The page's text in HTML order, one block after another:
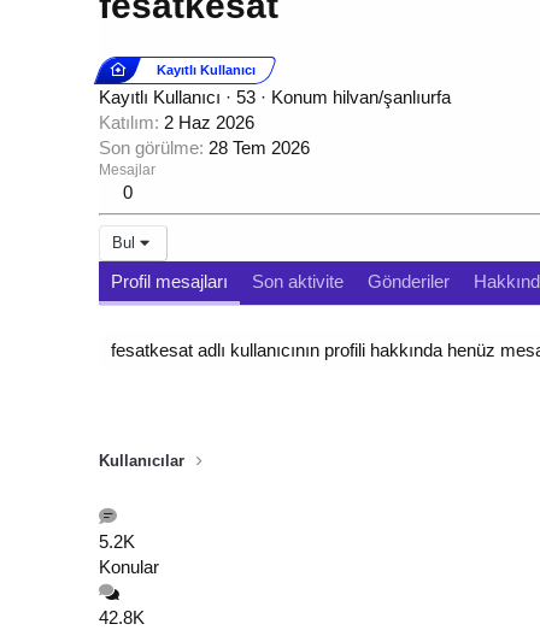
Kayıtlı Kullanıcı
Kayıtlı Kullanıcı · 53 · Konum hilvan/şanlıurfa
Katılım 2 Haz 2026
Son görülme 28 Tem 2026
Mesajlar
0
Bul
Profil mesajları Son aktivite Gönderiler
fesatkesat adlı kullanıcının profili hakkında henüz
Kullanıcılar
5.2K
Konular
42.8K